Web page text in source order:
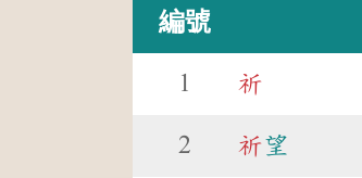
編號
1 祈
2 祈望